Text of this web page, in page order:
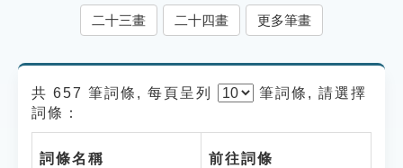
貓頭鷹博士
二十三畫 二十四畫 更多筆畫
共 657 筆詞條, 每頁呈列 筆詞條, 請選擇
詞條：
詞條名稱 前往詞條